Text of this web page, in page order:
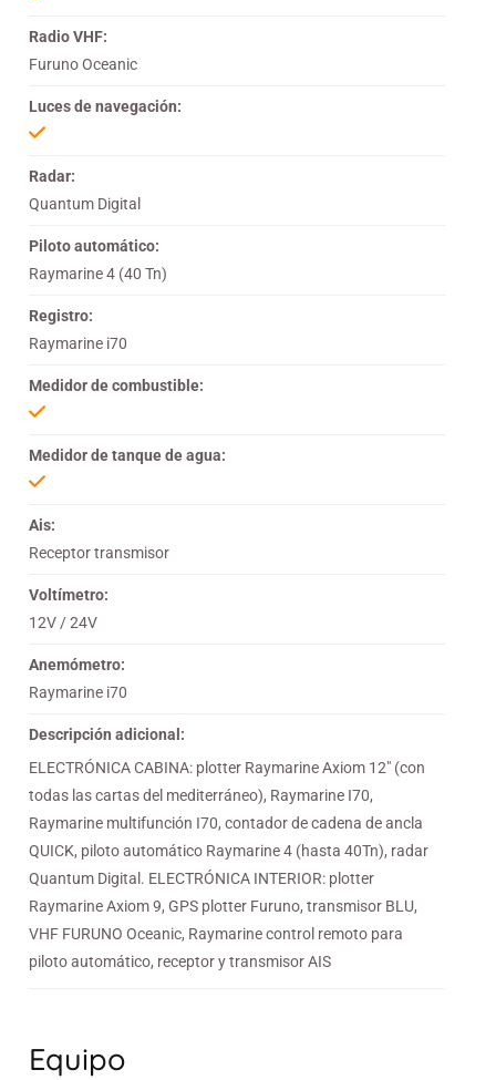
Radio VHF:
Furuno Oceanic
Luces de navegación:
Radar:
Quantum Digital
Piloto automático:
Raymarine 4 (40 Tn)
Registro:
Raymarine i70
Medidor de combustible:
Medidor de tanque de agua:
Ais:
Receptor transmisor
Voltímetro:
12V / 24V
Anemómetro:
Raymarine i70
Descripción adicional:
ELECTRÓNICA CABINA: plotter Raymarine Axiom 12" (con
todas las cartas del mediterráneo), Raymarine I70,
Raymarine multifunción I70, contador de cadena de ancla
QUICK, piloto automático Raymarine 4 (hasta 40Tn), radar
Quantum Digital. ELECTRÓNICA INTERIOR: plotter
Raymarine Axiom 9, GPS plotter Furuno, transmisor BLU,
VHF FURUNO Oceanic, Raymarine control remoto para
piloto automático, receptor y transmisor AIS
Equipo